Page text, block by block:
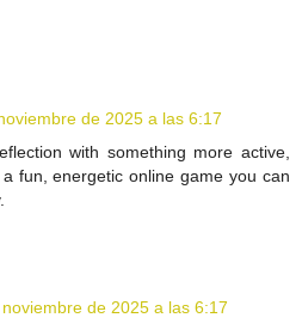
de 2025 a las 6:17
with something more active,
fun, energetic online game you can
de 2025 a las 6:17